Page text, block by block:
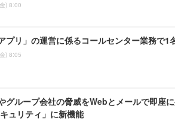
) 8:00
プリ」の運営に係るコールセンター業務で1
) 8:05
グループ会社の脅威をWebとメールで即
ュリティ」に新機能